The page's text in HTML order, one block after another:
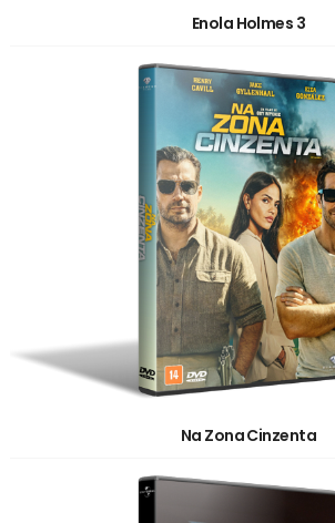
Enola Holmes 3
Na Zona Cinzenta